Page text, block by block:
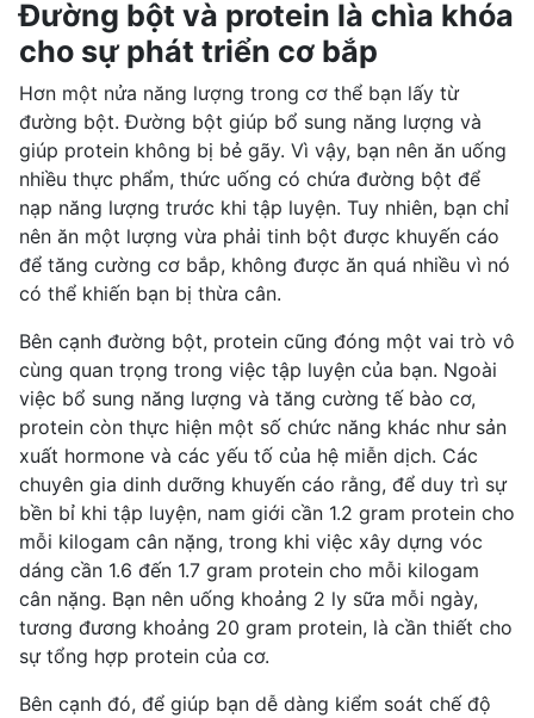
Đường bột và protein là chìa khóa
cho sự phát triển cơ bắp
Hơn một nửa năng lượng trong cơ thể bạn lấy từ
đường bột. Đường bột giúp bổ sung năng lượng và
giúp protein không bị bẻ gãy. Vì vậy, bạn nên ăn uống
nhiều thực phẩm, thức uống có chứa đường bột để
nạp năng lượng trước khi tập luyện. Tuy nhiên, bạn chỉ
nên ăn một lượng vừa phải tinh bột được khuyến cáo
để tăng cường cơ bắp, không được ăn quá nhiều vì nó
có thể khiến bạn bị thừa cân.
Bên cạnh đường bột, protein cũng đóng một vai trò vô
cùng quan trọng trong việc tập luyện của bạn. Ngoài
việc bổ sung năng lượng và tăng cường tế bào cơ,
protein còn thực hiện một số chức năng khác như sản
xuất hormone và các yếu tố của hệ miễn dịch. Các
chuyên gia dinh dưỡng khuyến cáo rằng, để duy trì sự
bền bỉ khi tập luyện, nam giới cần 1.2 gram protein cho
mỗi kilogam cân nặng, trong khi việc xây dựng vóc
dáng cần 1.6 đến 1.7 gram protein cho mỗi kilogam
cân nặng. Bạn nên uống khoảng 2 ly sữa mỗi ngày,
tương đương khoảng 20 gram protein, là cần thiết cho
sự tổng hợp protein của cơ.
Bên cạnh đó, để giúp bạn dễ dàng kiểm soát chế độ